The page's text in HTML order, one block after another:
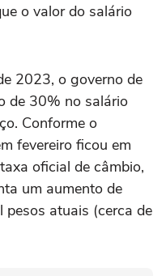
o valor do salário
2023, o governo de
de 30% no salário
Conforme o
fevereiro ficou em
oficial de câmbio,
um aumento de
atuais (cerca de